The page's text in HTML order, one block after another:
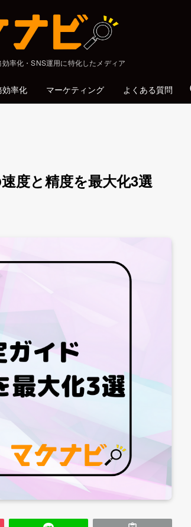
率化・SNS運用に特化したメディア
効率化 マーケティング よくある質問
度と精度を最大化3選